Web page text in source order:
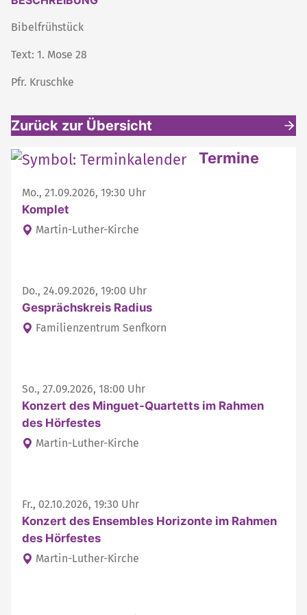
Bibelfrühstück
Text: 1. Mose 28
Pfr. Kruschke
Zurück zur Übersicht
Weitere interessante Inhalte Termine
Mo., 21.09.2026, 19:30 Uhr
Komplet
Martin-Luther-Kirche
Do., 24.09.2026, 19:00 Uhr
Gesprächskreis Radius
Familienzentrum Senfkorn
So., 27.09.2026, 18:00 Uhr
Konzert des Minguet-Quartetts im Rahmen
des Hörfestes
Martin-Luther-Kirche
Fr., 02.10.2026, 19:30 Uhr
Konzert des Ensembles Horizonte im Rahmen
des Hörfestes
Martin-Luther-Kirche